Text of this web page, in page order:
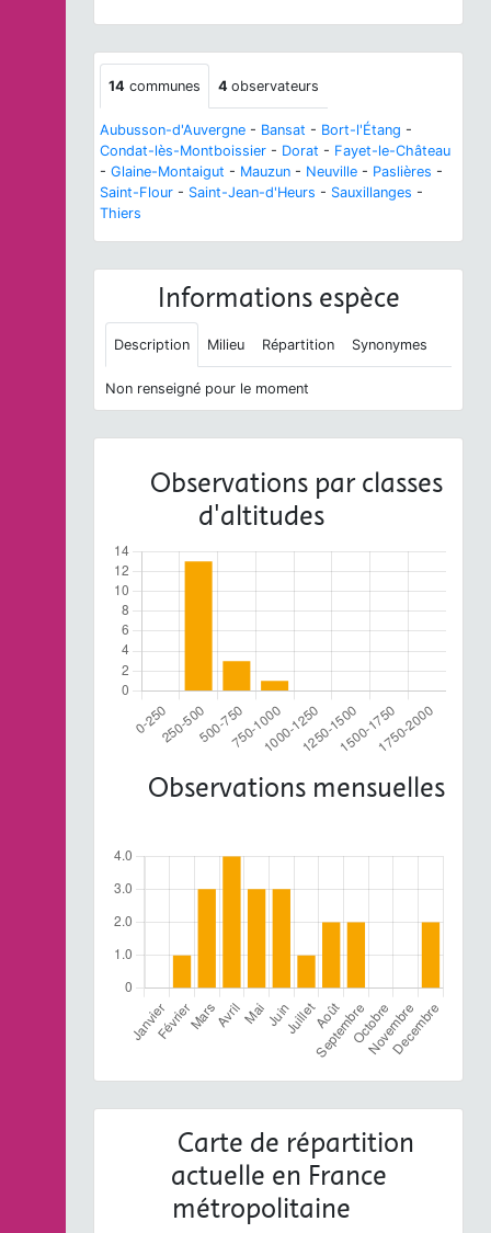
14 communes 4 observateurs
Aubusson-d'Auvergne - Bansat - Bort-l'Étang -
Condat-lès-Montboissier - Dorat - Fayet-le-Château
- Glaine-Montaigut - Mauzun - Neuville - Paslières -
Saint-Flour - Saint-Jean-d'Heurs - Sauxillanges -
Thiers
Informations espèce
Description Milieu Répartition Synonymes
Non renseigné pour le moment
Observations par classes
d'altitudes
Observations mensuelles
Carte de répartition
actuelle en France
métropolitaine